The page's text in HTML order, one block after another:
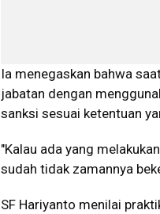
Ia menegaskan bahwa
jabatan dengan
sanksi sesuai ketentuan
"Kalau ada yang
sudah tidak zamannya
SF Hariyanto menilai